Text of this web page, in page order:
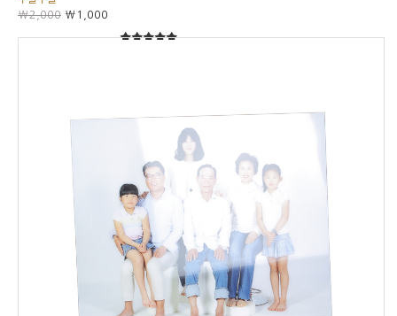
₩2,000 ₩1,000